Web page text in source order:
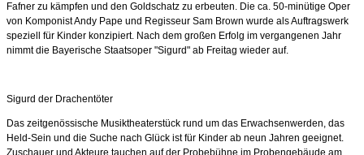
Fafner zu kämpfen und den Goldschatz zu erbeuten. Die ca. 50-minütige Oper
von Komponist Andy Pape und Regisseur Sam Brown wurde als Auftragswerk
speziell für Kinder konzipiert. Nach dem großen Erfolg im vergangenen Jahr
nimmt die Bayerische Staatsoper "Sigurd" ab Freitag wieder auf.
Sigurd der Drachentöter
Das zeitgenössische Musiktheaterstück rund um das Erwachsenwerden, das
Held-Sein und die Suche nach Glück ist für Kinder ab neun Jahren geeignet.
Zuschauer und Akteure tauchen auf der Probebühne im Probengebäude am